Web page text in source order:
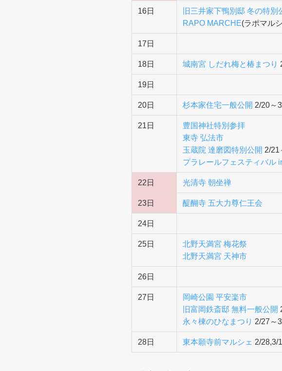
16日 旧三井家下鴨別邸 冬の特別
RAPO MARCHE(ラポマル
17日
18日 城南宮 しだれ梅と椿まつり
19日
20日 杉本家住宅一般公開 2/20～
21日
豊国神社特別参拝
東寺 弘法市
玉蔵院 達磨図特別公開 2/21
プラレールフェスティバル
22日 光清寺 朝坐禅
23日 醍醐寺 五大力尊仁王会
24日
25日
北野天満宮 梅花祭
北野天満宮 天神市
26日
27日
岡崎公園 平安楽市
旧富岡鉄斎邸 無料一般公開
永々棟のひなまつり 2/27～
28日 東本願寺前マルシェ 2/28,3/1